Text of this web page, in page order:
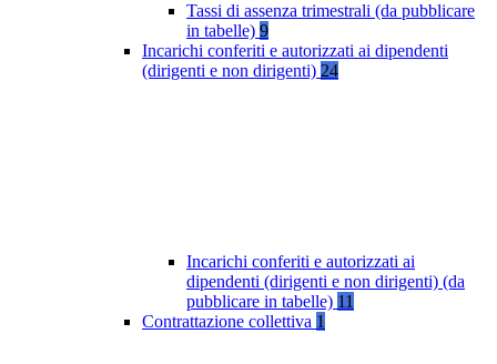
Tassi di assenza trimestrali (da pubblicare
in tabelle) 9
Incarichi conferiti e autorizzati ai dipendenti
(dirigenti e non dirigenti) 24
Incarichi conferiti e autorizzati ai
dipendenti (dirigenti e non dirigenti) (da
pubblicare in tabelle) 11
Contrattazione collettiva 1